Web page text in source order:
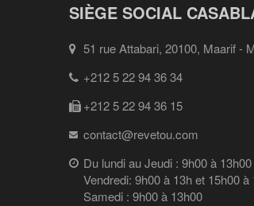
SIÈGE SOCIAL
51 rue Attabari, 20100, Maarif -
+212 5 22 94 36 34
+212 5 22 94 36 15
contact@revetou.com
Du lundi au Jeudi : 9h00 à
Vendredi: 9h00 à 13h et 15h00 à
Samedi : 9h00 à 13h00